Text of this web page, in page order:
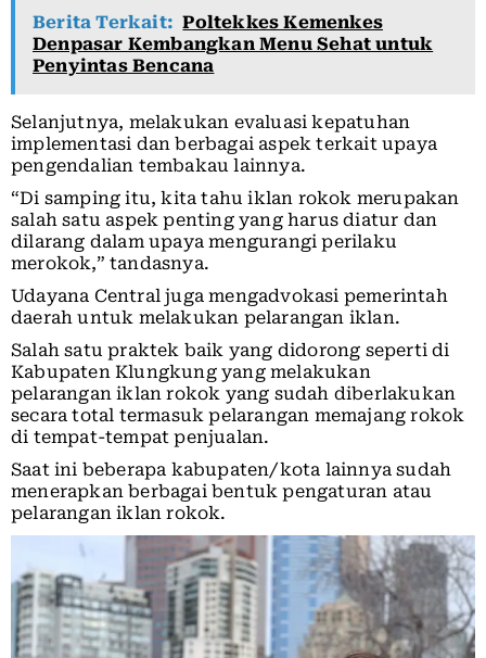
Berita Terkait: Poltekkes Kemenkes
Denpasar Kembangkan Menu Sehat untuk
Penyintas Bencana
Selanjutnya, melakukan evaluasi kepatuhan
implementasi dan berbagai aspek terkait upaya
pengendalian tembakau lainnya.
“Di samping itu, kita tahu iklan rokok merupakan
salah satu aspek penting yang harus diatur dan
dilarang dalam upaya mengurangi perilaku
merokok,” tandasnya.
Udayana Central juga mengadvokasi pemerintah
daerah untuk melakukan pelarangan iklan.
Salah satu praktek baik yang didorong seperti di
Kabupaten Klungkung yang melakukan
pelarangan iklan rokok yang sudah diberlakukan
secara total termasuk pelarangan memajang rokok
di tempat-tempat penjualan.
Saat ini beberapa kabupaten/kota lainnya sudah
menerapkan berbagai bentuk pengaturan atau
pelarangan iklan rokok.